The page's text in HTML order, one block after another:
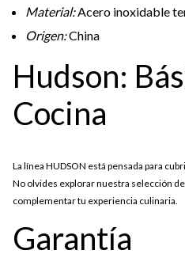
Material:Acero inoxidable
Origen:China
Hudson:
Cocina
La línea HUDSON está pensada para
No olvides explorar nuestra selección de
complementar tu experiencia culinaria.
Garantía